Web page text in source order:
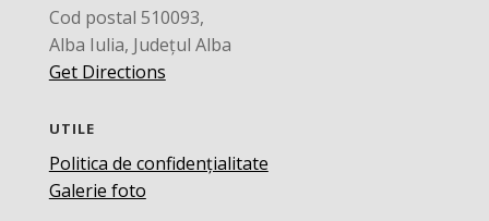
Cod postal 510093,
Alba Iulia, Județul Alba
Get Directions
UTILE
Politica de confidențialitate
Galerie foto